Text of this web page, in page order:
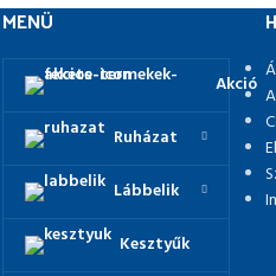
MENÜ
Akció
Ruházat
Lábbelik
Kesztyűk